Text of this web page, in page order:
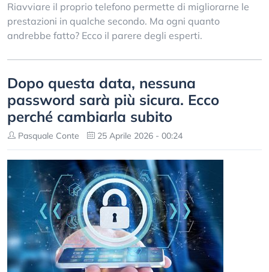
Riavviare il proprio telefono permette di migliorarne le
prestazioni in qualche secondo. Ma ogni quanto
andrebbe fatto? Ecco il parere degli esperti.
Dopo questa data, nessuna
password sarà più sicura. Ecco
perché cambiarla subito
Pasquale Conte 25 Aprile 2026 - 00:24